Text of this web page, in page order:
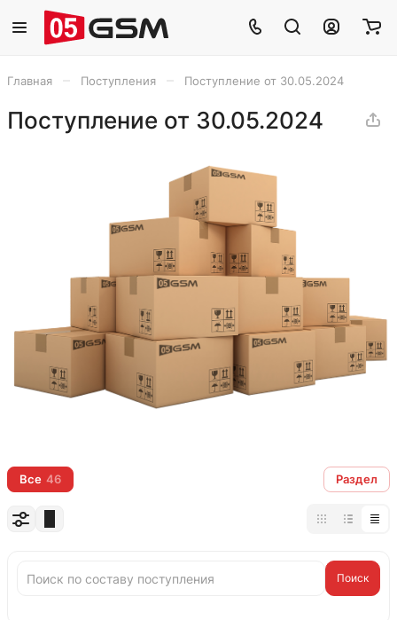
Главная Поступления Поступление от 30.05.2024
Поступление от 30.05.2024
Все 46 Раздел
Поиск